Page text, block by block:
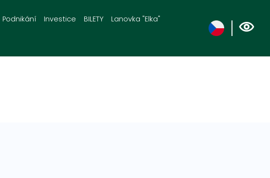
Podnikání Investice BILETY Lanovka "Elka"